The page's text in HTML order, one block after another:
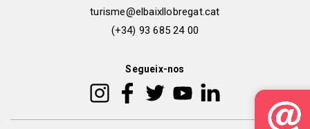
turisme@elbaixllobregat.cat
(+34) 93 685 24 00
Segueix-nos